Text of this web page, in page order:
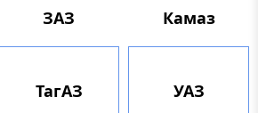
ЗАЗ Камаз
ТагАЗ УАЗ